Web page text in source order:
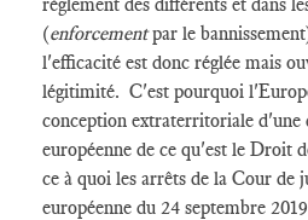
(enforcementpar le
l'efficacité est donc réglée mais
légitimité. C'est pourquoi
conception extraterritoriale
européenne de ce qu'est le Droit
ce à quoi les arrêts de la Cour de
européenne du 24 septembre